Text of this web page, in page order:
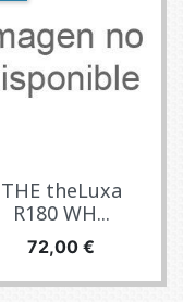
THE theLuxa
R180 WH...
Precio
72,00 €